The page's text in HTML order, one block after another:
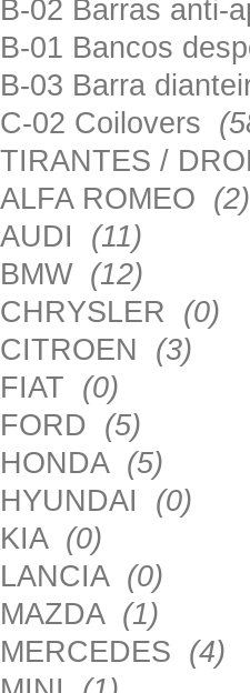
B-02 Barras anti-
B-01 Bancos
B-03 Barra
C-02 Coilovers
TIRANTES /
ALFA ROMEO (2)
AUDI (11)
BMW (12)
CHRYSLER (0)
CITROEN (3)
FIAT (0)
FORD (5)
HONDA (5)
HYUNDAI (0)
KIA (0)
LANCIA (0)
MAZDA (1)
MERCEDES (4)